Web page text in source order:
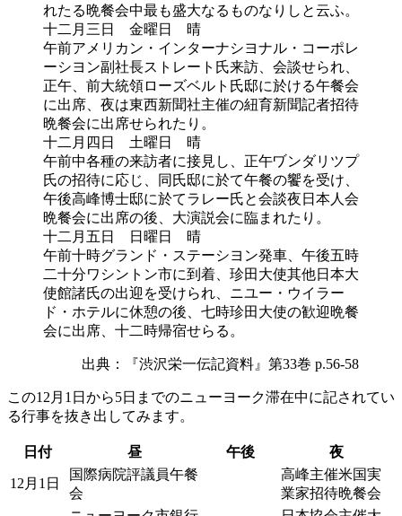
れたる晩餐会中最も盛大なるものなりしと云ふ。
十二月三日 金曜日 晴
午前アメリカン・インターナシヨナル・コーポレ
ーシヨン副社長ストレート氏来訪、会談せられ、
正午、前大統領ローズベルト氏邸に於ける午餐会
に出席、夜は東西新聞社主催の紐育新聞記者招待
晩餐会に出席せられたり。
十二月四日 土曜日 晴
午前中各種の来訪者に接見し、正午ヷンダリツプ
氏の招待に応じ、同氏邸に於て午餐の饗を受け、
午後高峰博士邸に於てラレー氏と会談夜日本人会
晩餐会に出席の後、大演説会に臨まれたり。
十二月五日 日曜日 晴
午前十時グランド・ステーシヨン発車、午後五時
二十分ワシントン市に到着、珍田大使其他日本大
使館諸氏の出迎を受けられ、ニユー・ウイラー
ド・ホテルに休憩の後、七時珍田大使の歓迎晩餐
会に出席、十二時帰宿せらる。
出典：『渋沢栄一伝記資料』第33巻 p.56-58
この12月1日から5日までのニューヨーク滞在中に記されてい
る行事を抜き出してみます。
日付 昼 午後 夜
12月1日
国際病院評議員午餐
会
高峰主催米国実
業家招待晩餐会